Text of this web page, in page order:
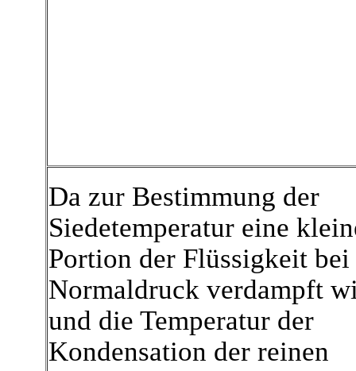
Da zur Bestimmung der
Siedetemperatur eine
Portion der Flüssigkeit bei
Normaldruck verdampft
und die Temperatur der
Kondensation der reinen